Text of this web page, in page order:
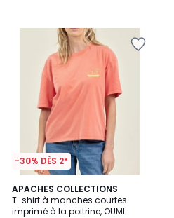
-30% DÈS 2*
APACHES COLLECTIONS
T-shirt à manches courtes
imprimé à la poitrine, OUMI